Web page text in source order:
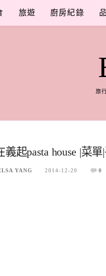
旅遊 廚房紀錄
旅
起pasta house |菜
YANG 2014-12-20 0